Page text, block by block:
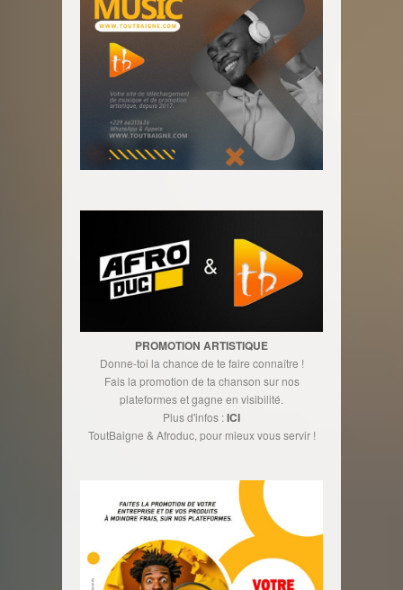
PROMOTION ARTISTIQUE
Donne-toi la chance de te faire connaître !
Fais la promotion de ta chanson sur nos
plateformes et gagne en visibilité.
Plus d'infos :ICI
ToutBaigne & Afroduc, pour mieux vous servir !